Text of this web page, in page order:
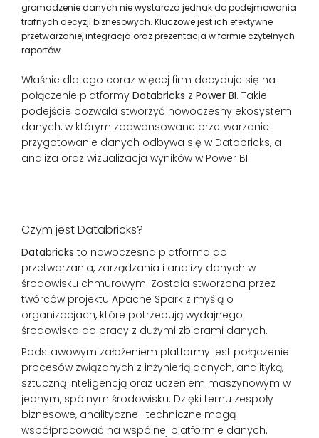
gromadzenie danych nie wystarcza jednak do podejmowania
trafnych decyzji biznesowych. Kluczowe jest ich efektywne
przetwarzanie, integracja oraz prezentacja w formie czytelnych
raportów.
Właśnie dlatego coraz więcej firm decyduje się na
połączenie platformy Databricks z Power BI. Takie
podejście pozwala stworzyć nowoczesny ekosystem
danych, w którym zaawansowane przetwarzanie i
przygotowanie danych odbywa się w Databricks, a
analiza oraz wizualizacja wyników w Power BI.
Czym jest Databricks?
Databricks to nowoczesna platforma do
przetwarzania, zarządzania i analizy danych w
środowisku chmurowym. Została stworzona przez
twórców projektu Apache Spark z myślą o
organizacjach, które potrzebują wydajnego
środowiska do pracy z dużymi zbiorami danych.
Podstawowym założeniem platformy jest połączenie
procesów związanych z inżynierią danych, analityką,
sztuczną inteligencją oraz uczeniem maszynowym w
jednym, spójnym środowisku. Dzięki temu zespoły
biznesowe, analityczne i techniczne mogą
współpracować na wspólnej platformie danych.